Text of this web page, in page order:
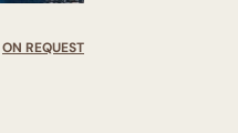
ON REQUEST